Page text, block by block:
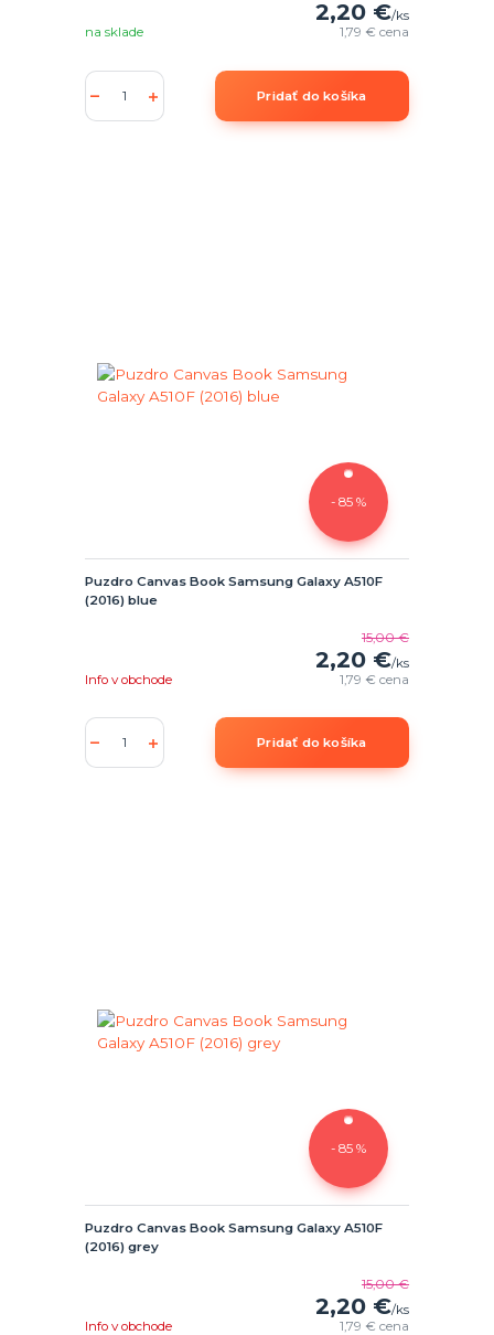
2,20 €/ks
1,79 €cena
na sklade
Pridať do košíka
- 85 %
Puzdro Canvas Book Samsung Galaxy A510F
(2016) blue
15,00 €
2,20 €/ks
1,79 €cena
Info v obchode
Pridať do košíka
- 85 %
Puzdro Canvas Book Samsung Galaxy A510F
(2016) grey
15,00 €
2,20 €/ks
1,79 €cena
Info v obchode